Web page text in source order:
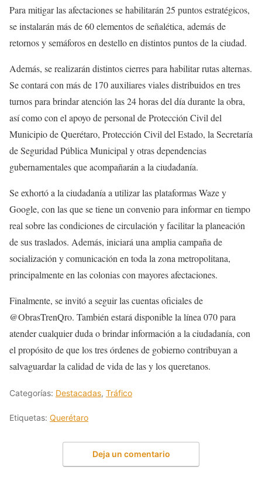
Para mitigar las afectaciones se habilitarán 25 puntos estratégicos,
se instalarán más de 60 elementos de señalética, además de
retornos y semáforos en destello en distintos puntos de la ciudad.
Además, se realizarán distintos cierres para habilitar rutas alternas.
Se contará con más de 170 auxiliares viales distribuidos en tres
turnos para brindar atención las 24 horas del día durante la obra,
así como con el apoyo de personal de Protección Civil del
Municipio de Querétaro, Protección Civil del Estado, la Secretaría
de Seguridad Pública Municipal y otras dependencias
gubernamentales que acompañarán a la ciudadanía.
Se exhortó a la ciudadanía a utilizar las plataformas Waze y
Google, con las que se tiene un convenio para informar en tiempo
real sobre las condiciones de circulación y facilitar la planeación
de sus traslados. Además, iniciará una amplia campaña de
socialización y comunicación en toda la zona metropolitana,
principalmente en las colonias con mayores afectaciones.
Finalmente, se invitó a seguir las cuentas oficiales de
@ObrasTrenQro. También estará disponible la línea 070 para
atender cualquier duda o brindar información a la ciudadanía, con
el propósito de que los tres órdenes de gobierno contribuyan a
salvaguardar la calidad de vida de las y los queretanos.
Categorías: Destacadas, Tráfico
Etiquetas: Querétaro
Deja un comentario